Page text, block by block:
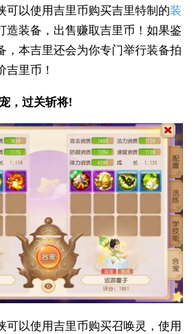
以使用吉里币购买吉里特制的装
造装备，出售赚取吉里币！如果鉴
，本吉里还会为你专门举行装备拍
里币！
，过关斩将!
以使用吉里币购买召唤灵，使用